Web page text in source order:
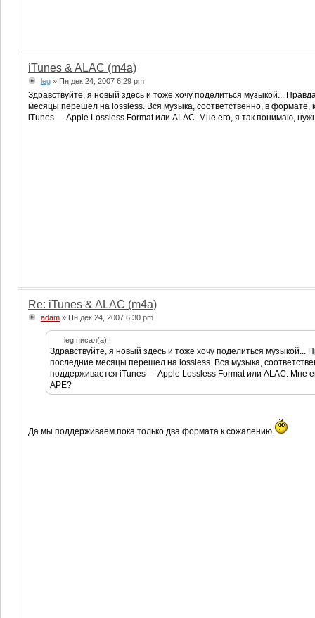
iTunes & ALAC (m4a)
leg » Пн дек 24, 2007 6:29 pm
Здравствуйте, я новый здесь и тоже хочу поделиться музыкой...
месяцы перешел на lossless. Вся музыка, соответственно, в формате,
iTunes — Apple Lossless Format или ALAC. Мне его, я так понимаю,
Re: iTunes & ALAC (m4a)
adam » Пн дек 24, 2007 6:30 pm
leg писал(а):
Здравствуйте, я новый здесь и тоже хочу поделиться музыкой...
последние месяцы перешел на lossless. Вся музыка,
поддерживается iTunes — Apple Lossless Format или ALAC. Мне
APE?
Да мы поддерживаем пока только два формата к сожалению